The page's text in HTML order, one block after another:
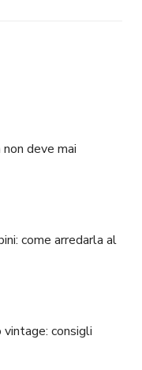
deve mai
come arredarla al
consigli